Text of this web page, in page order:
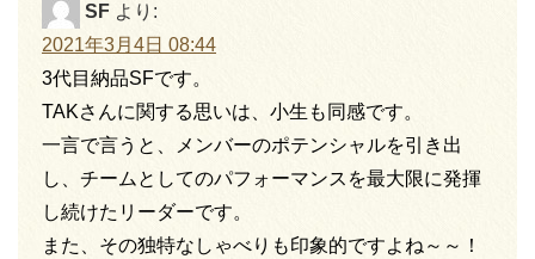
SF より:
2021年3月4日 08:44
3代目納品SFです。
TAKさんに関する思いは、小生も同感です。
一言で言うと、メンバーのポテンシャルを引き出
し、チームとしてのパフォーマンスを最大限に発揮
し続けたリーダーです。
また、その独特なしゃべりも印象的ですよね～～！